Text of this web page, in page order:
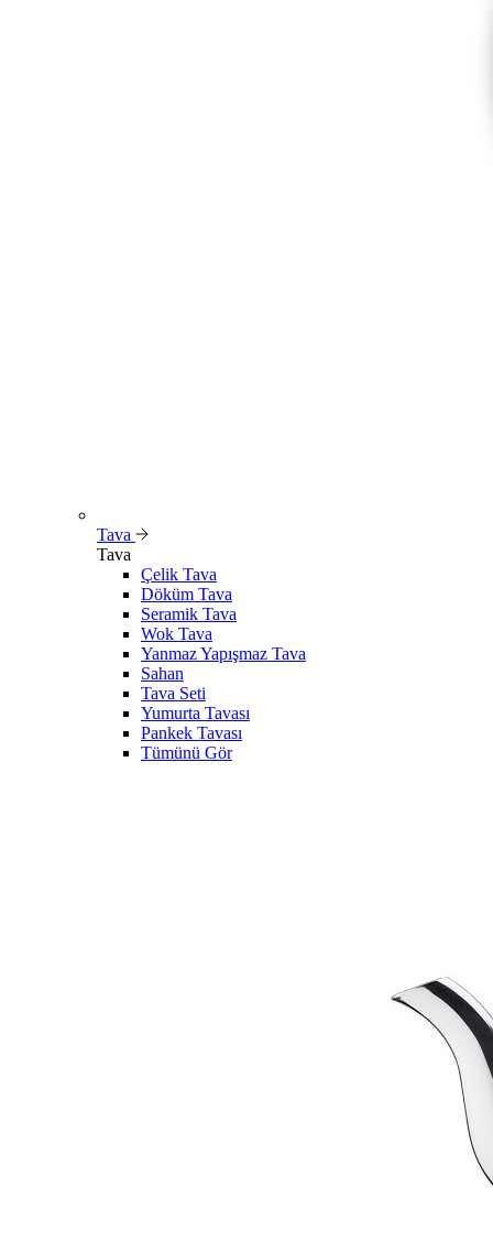
Tava
Tava
Çelik Tava
Döküm Tava
Seramik Tava
Wok Tava
Yanmaz Yapışmaz Tava
Sahan
Tava Seti
Yumurta Tavası
Pankek Tavası
Tümünü Gör